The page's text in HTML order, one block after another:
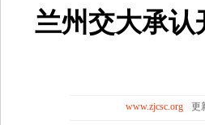
兰州交大承认
www.zjcsc.org 更